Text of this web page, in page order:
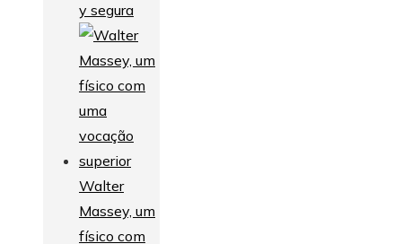
y segura
Walter
Massey, um
físico com